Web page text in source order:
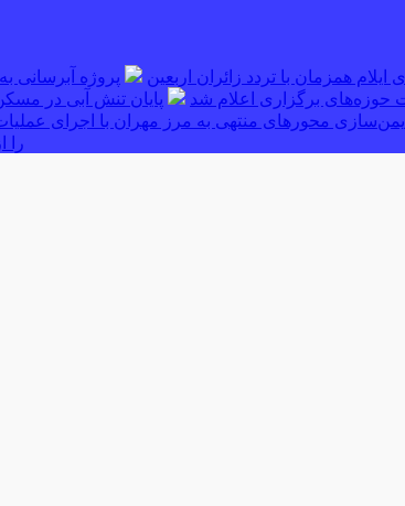
پروژه آبرسانی
پایان تنش آبی در مسکن مهر دهلران؛ ۳ هزار نفر
ایمن‌سازی محورهای منتهی به مرز مهران با اجرای
را